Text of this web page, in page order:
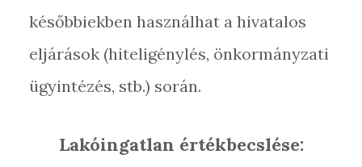
későbbiekben használhat a hivatalos
eljárások (hiteligénylés, önkormányzati
ügyintézés, stb.) során.
Lakóingatlan értékbecslése: